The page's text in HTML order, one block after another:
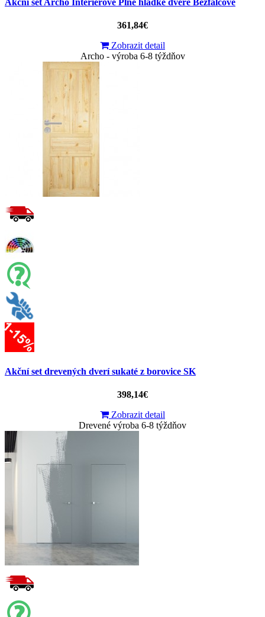
Akční set Archo Interiérové Plné hladké dvere Bezfalcové
361,84€
Zobrazit detail
Archo - výroba 6-8 týždňov
Akční set drevených dverí sukaté z borovice SK
398,14€
Zobrazit detail
Drevené výroba 6-8 týždňov